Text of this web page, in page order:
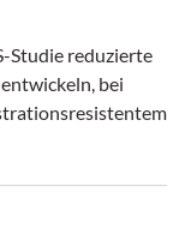
Studie reduzierte
bei